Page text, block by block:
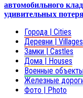
автомобильного
удивительных
Города | Cities
Деревни | Villages
Замки | Castles
Дома | Houses
Военные
Железные
Фото | Photo